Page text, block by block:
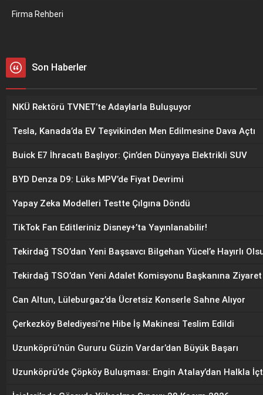
Firma Rehberi
Son Haberler
NKÜ Rektörü TVNET’te Adaylarla Buluşuyor
Tesla, Kanada’da EV Teşvikinden Men Edilmesine Dava Açtı
Buick E7 İhracatı Başlıyor: Çin’den Dünyaya Elektrikli SUV
BYD Denza D9: Lüks MPV’de Fiyat Devrimi
Yapay Zeka Modelleri Testte Çılgına Döndü
TikTok Fan Editleriniz Disney+’ta Yayınlanabilir!
Tekirdağ TSO’dan Yeni Başsavcı Bilgehan Yücel’e Hayırlı
Tekirdağ TSO’dan Yeni Adalet Komisyonu Başkanına Ziyaret
Can Altun, Lüleburgaz’da Ücretsiz Konserle Sahne Alıyor
Çerkezköy Belediyesi’ne Hibe İş Makinesi Teslim Edildi
Uzunköprü’nün Gururu Güzin Vardar’dan Büyük Başarı
Uzunköprü’de Çöpköy Buluşması: Engin Atalay’dan Halkla